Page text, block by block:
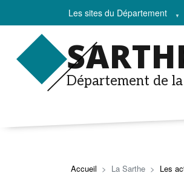
Les sites du Département
Département de
Accueil La Sarthe Les